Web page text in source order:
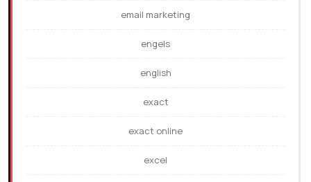
email marketing
engels
english
exact
exact online
excel